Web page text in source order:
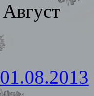
Август
01.08.2013